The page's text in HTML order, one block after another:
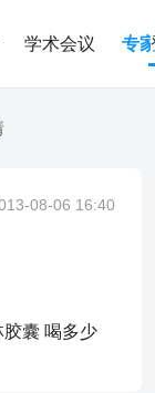
学术会议 专
08-06 16:40
囊 喝多少